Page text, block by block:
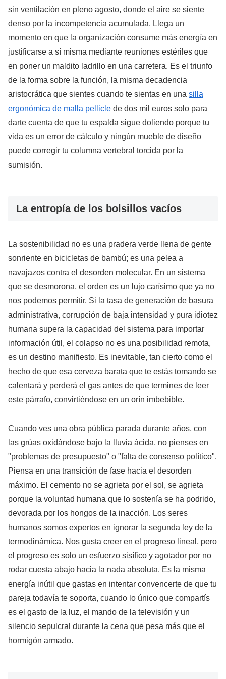
sin ventilación en pleno agosto, donde el aire se siente
denso por la incompetencia acumulada. Llega un
momento en que la organización consume más energía en
justificarse a sí misma mediante reuniones estériles que
en poner un maldito ladrillo en una carretera. Es el triunfo
de la forma sobre la función, la misma decadencia
aristocrática que sientes cuando te sientas en una silla
ergonómica de malla pellicle de dos mil euros solo para
darte cuenta de que tu espalda sigue doliendo porque tu
vida es un error de cálculo y ningún mueble de diseño
puede corregir tu columna vertebral torcida por la
sumisión.
La entropía de los bolsillos vacíos
La sostenibilidad no es una pradera verde llena de gente
sonriente en bicicletas de bambú; es una pelea a
navajazos contra el desorden molecular. En un sistema
que se desmorona, el orden es un lujo carísimo que ya no
nos podemos permitir. Si la tasa de generación de basura
administrativa, corrupción de baja intensidad y pura idiotez
humana supera la capacidad del sistema para importar
información útil, el colapso no es una posibilidad remota,
es un destino manifiesto. Es inevitable, tan cierto como el
hecho de que esa cerveza barata que te estás tomando se
calentará y perderá el gas antes de que termines de leer
este párrafo, convirtiéndose en un orín imbebible.
Cuando ves una obra pública parada durante años, con
las grúas oxidándose bajo la lluvia ácida, no pienses en
"problemas de presupuesto" o "falta de consenso político".
Piensa en una transición de fase hacia el desorden
máximo. El cemento no se agrieta por el sol, se agrieta
porque la voluntad humana que lo sostenía se ha podrido,
devorada por los hongos de la inacción. Los seres
humanos somos expertos en ignorar la segunda ley de la
termodinámica. Nos gusta creer en el progreso lineal, pero
el progreso es solo un esfuerzo sisífico y agotador por no
rodar cuesta abajo hacia la nada absoluta. Es la misma
energía inútil que gastas en intentar convencerte de que tu
pareja todavía te soporta, cuando lo único que compartís
es el gasto de la luz, el mando de la televisión y un
silencio sepulcral durante la cena que pesa más que el
hormigón armado.